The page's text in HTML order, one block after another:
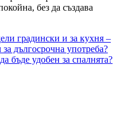
без да създава
градински и за кухня –
дългосрочна употреба?
бъде удобен за спалнята?